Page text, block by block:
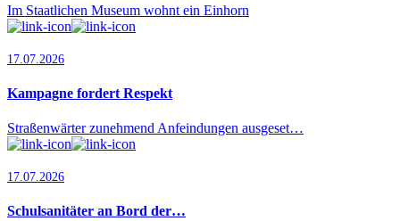
Im Staatlichen Museum wohnt ein Einhorn
17.07.2026
Kampagne fordert Respekt
Straßenwärter zunehmend Anfeindungen ausgeset…
17.07.2026
Schulsanitäter an Bord der…